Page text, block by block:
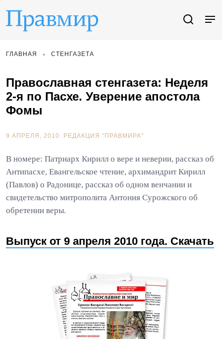
ГЛАВНАЯ СТЕНГАЗЕТА
Православная стенгазета: Неделя
2-я по Пасхе. Уверение апостола
Фомы
9 АПРЕЛЯ, 2010. РЕДАКЦИЯ "ПРАВМИРА"
В номере: Патриарх Кирилл о вере и неверии, рассказ об
Антипасхе, Евангельское чтение, архимандрит Кирилл
(Павлов) о Радонице, рассказ об одном венчании и
свидетельство митрополита Антония Сурожского об
обретении веры.
Выпуск от 9 апреля 2010 года. Скачать